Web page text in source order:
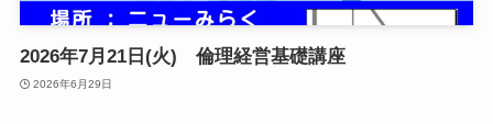
2026年7月21日(火) 倫理経営基礎講座
2026年6月29日